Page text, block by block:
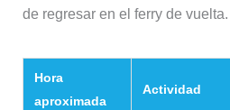
de regresar en el ferry de vuelta.
Hora
aproximada
Actividad